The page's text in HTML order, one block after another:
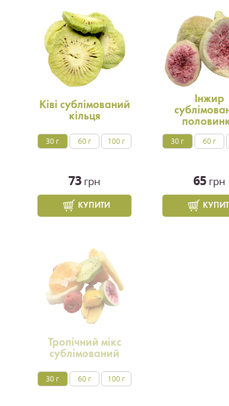
Ківі сублімований
кільця
30 г 60 г 100 г
73 грн
КУПИТИ
Інжир
30 г 60 г
65 грн
Тропічний мікс
сублімований
30 г 60 г 100 г